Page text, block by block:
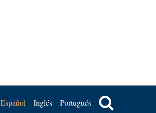
Español Inglés Portugués